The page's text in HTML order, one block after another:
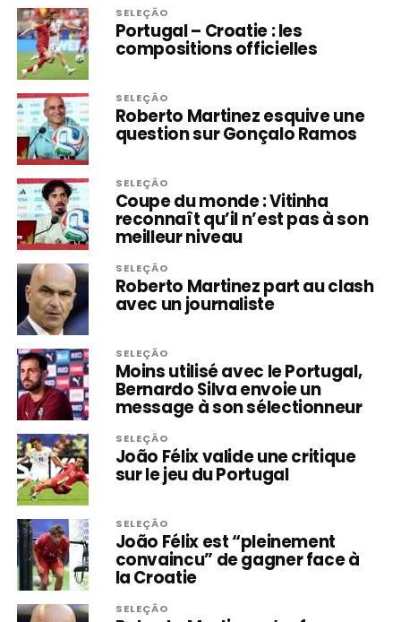
SELEÇÃO
Portugal – Croatie : les
compositions officielles
SELEÇÃO
Roberto Martinez esquive une
question sur Gonçalo Ramos
SELEÇÃO
Coupe du monde : Vitinha
reconnaît qu’il n’est pas à son
meilleur niveau
SELEÇÃO
Roberto Martinez part au clash
avec un journaliste
SELEÇÃO
Moins utilisé avec le Portugal,
Bernardo Silva envoie un
message à son sélectionneur
SELEÇÃO
João Félix valide une critique
sur le jeu du Portugal
SELEÇÃO
João Félix est “pleinement
convaincu” de gagner face à
la Croatie
SELEÇÃO